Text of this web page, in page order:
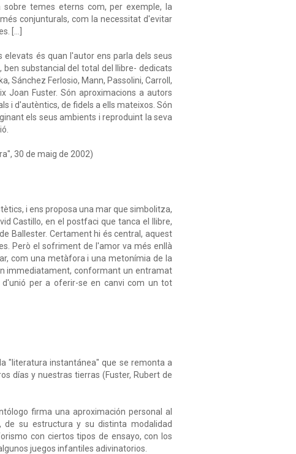
temes eterns com, per exemple, la
conjunturals, com la necessitat d'evitar
[...]
elevats és quan l'autor ens parla dels seus
substancial del total del llibre- dedicats
Sánchez Ferlosio, Mann, Passolini, Carroll,
Joan Fuster. Són aproximacions a autors
i d'autèntics, de fidels a ells mateixos. Són
els seus ambients i reproduint la seva
30 de maig de 2002)
i ens proposa una mar que simbolitza,
Castillo, en el postfaci que tanca el llibre,
Ballester. Certament hi és central, aquest
Però el sofriment de l'amor va més enllà
com una metàfora i una metonímia de la
immediatament, conformant un entramat
per a oferir-se en canvi com un tot
"literatura instantánea" que se remonta a
días y nuestras tierras (Fuster, Rubert de
firma una aproximación personal al
de su estructura y su distinta modalidad
con ciertos tipos de ensayo, con los
juegos infantiles adivinatorios.